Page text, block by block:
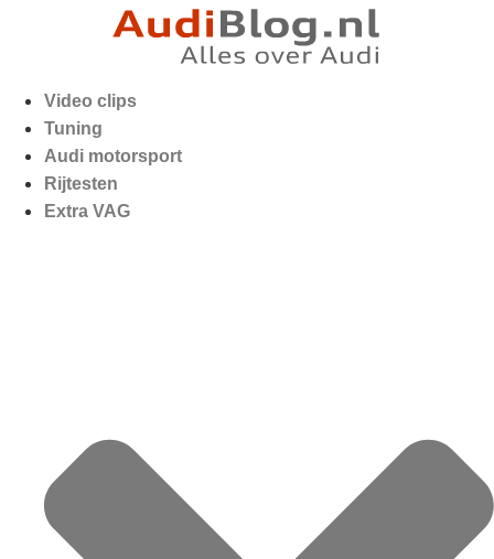
Video clips
Tuning
Audi motorsport
Rijtesten
Extra VAG